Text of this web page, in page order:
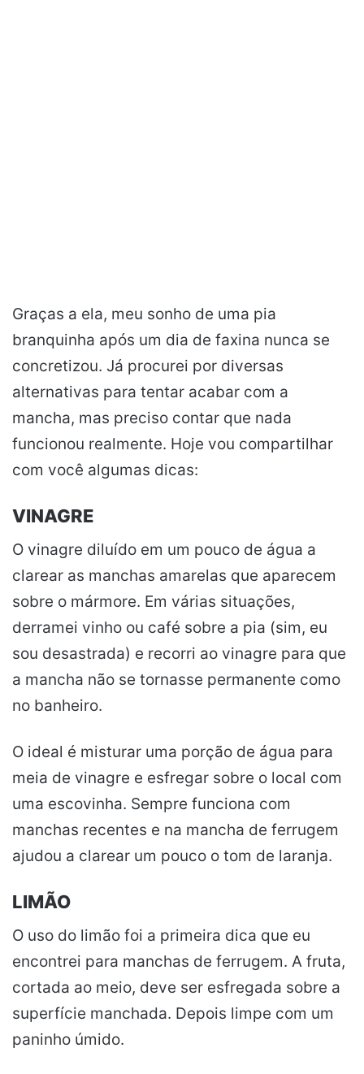
Graças a ela, meu sonho de uma pia
branquinha após um dia de faxina nunca se
concretizou. Já procurei por diversas
alternativas para tentar acabar com a
mancha, mas preciso contar que nada
funcionou realmente. Hoje vou compartilhar
com você algumas dicas:
VINAGRE
O vinagre diluído em um pouco de água a
clarear as manchas amarelas que aparecem
sobre o mármore. Em várias situações,
derramei vinho ou café sobre a pia (sim, eu
sou desastrada) e recorri ao vinagre para que
a mancha não se tornasse permanente como
no banheiro.
O ideal é misturar uma porção de água para
meia de vinagre e esfregar sobre o local com
uma escovinha. Sempre funciona com
manchas recentes e na mancha de ferrugem
ajudou a clarear um pouco o tom de laranja.
LIMÃO
O uso do limão foi a primeira dica que eu
encontrei para manchas de ferrugem. A fruta,
cortada ao meio, deve ser esfregada sobre a
superfície manchada. Depois limpe com um
paninho úmido.